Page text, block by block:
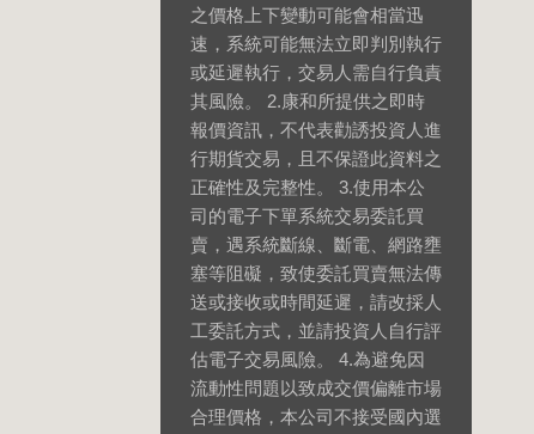
之價格上下變動可能會相當迅
速，系統可能無法立即判別執行
或延遲執行，交易人需自行負責
其風險。 2.康和所提供之即時
報價資訊，不代表勸誘投資人進
行期貨交易，且不保證此資料之
正確性及完整性。 3.使用本公
司的電子下單系統交易委託買
賣，遇系統斷線、斷電、網路壅
塞等阻礙，致使委託買賣無法傳
送或接收或時間延遲，請改採人
工委託方式，並請投資人自行評
估電子交易風險。 4.為避免因
流動性問題以致成交價偏離市場
合理價格，本公司不接受國內選